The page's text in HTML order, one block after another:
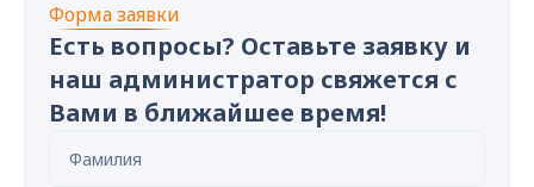
Форма заявки
Есть вопросы? Оставьте заявку и
наш администратор свяжется с
Вами в ближайшее время!